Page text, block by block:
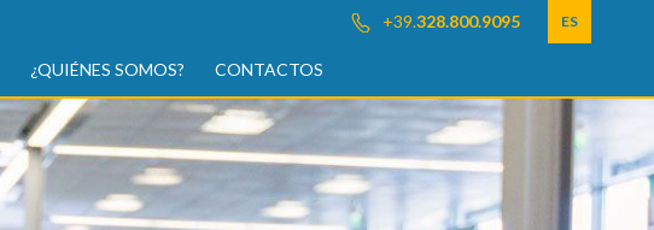
+39.328.800.9095 ES
¿QUIÉNES SOMOS? CONTACTOS